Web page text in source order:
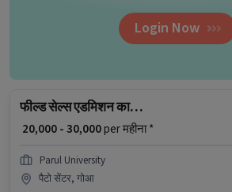
Login Now
फील्ड सेल्स एडमिशन काउंसलर
₹ 20,000 - 30,000per महीना *
Parul University
पैटो सेंटर, गोआ